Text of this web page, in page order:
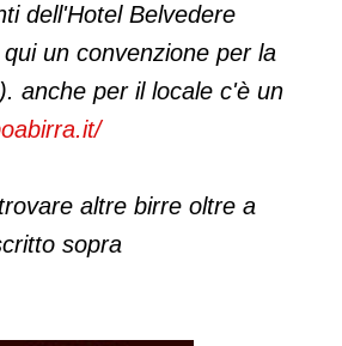
dell'Hotel Belvedere
un convenzione per la
anche per il locale c'è un
altre birre oltre a
sopra